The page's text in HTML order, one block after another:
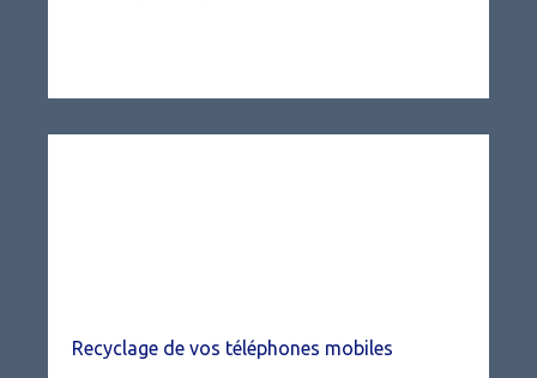
Recyclage de vos téléphones mobiles